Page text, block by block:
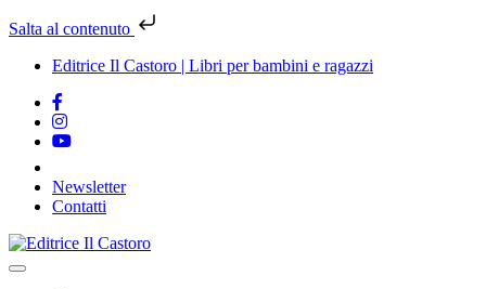
Salta al contenuto
Editrice Il Castoro | Libri per bambini e ragazzi
Newsletter
Contatti
Vai
al